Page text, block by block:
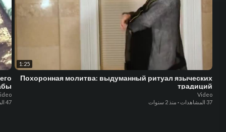
47 المشاهدات
1:25
Похоронная молитва: выдуманный ритуал языческих
традиций
Video
37 المشاهدات
· منذ 2 سنوات